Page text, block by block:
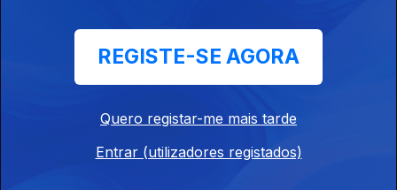
Blues: Dinah Washington voz
29 mar. 2023
Vera Morais voz & Hristo Goleminov sax,
REGISTE-SE AGORA
Quero registar-me mais tarde
Entrar (utilizadores registados)